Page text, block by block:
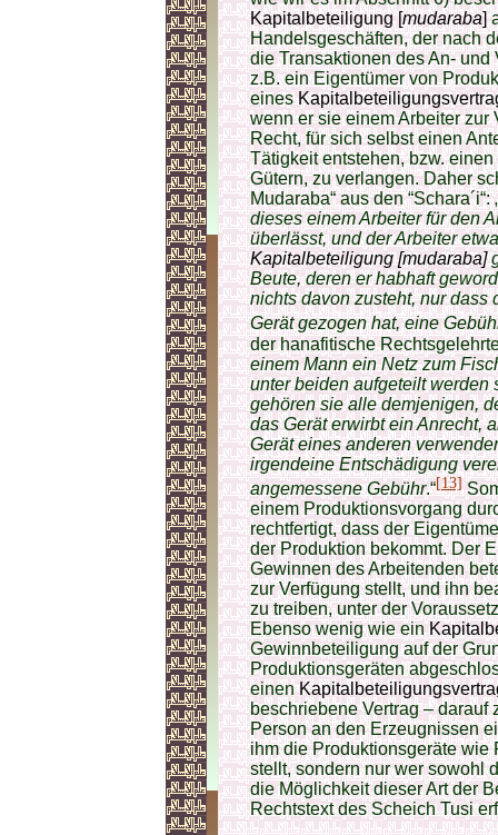
Kapitalbeteiligung [mudaraba]
Handelsgeschäften, der nach
die Transaktionen des An-
z.B. ein Eigentümer von
eines
wenn er sie einem Arbeiter zur
Recht, für sich selbst einen
Tätigkeit entstehen, bzw.
Gütern, zu verlangen. Daher
Mudaraba“ aus den “Schara´i“:
dieses einem Arbeiter für den
überlässt, und der Arbeiter
Kapitalbeteiligung [mudaraba]
Beute, deren er habhaft
nichts davon zusteht, nur dass
Gerät gezogen hat, eine
der hanafitische
einem Mann ein Netz zum
unter beiden aufgeteilt werden
gehören sie alle demjenigen,
das Gerät erwirbt ein Anrecht,
Gerät eines anderen
irgendeine Entschädigung
angemessene Gebühr.“[13]
einem Produktionsvorgang
rechtfertigt, dass der
der Produktion bekommt. Der
Gewinnen des Arbeitenden
zur Verfügung stellt, und ihn
zu treiben, unter der
Ebenso wenig wie ein
Gewinnbeteiligung auf der
Produktionsgeräten
einen
beschriebene Vertrag – darauf
Person an den Erzeugnissen
ihm die Produktionsgeräte wie
stellt, sondern nur wer sowohl
die Möglichkeit dieser Art der
Rechtstext des Scheich Tusi